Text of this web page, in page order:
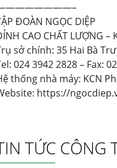
ĐOÀN NGỌC DIỆP
CAO CHẤT LƯỢNG –
sở chính: 35 Hai Bà
024 3942 2828 – Fax:
thống nhà máy: KCN
https://
TỨC CÔNG